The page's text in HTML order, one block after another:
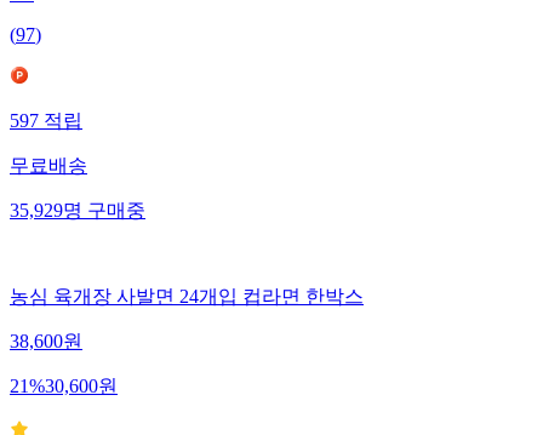
(97)
597 적립
무료배송
35,929명 구매중
농심 육개장 사발면 24개입 컵라면 한박스
38,600원
21%30,600원